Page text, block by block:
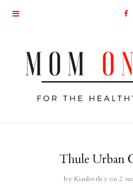
Thule Urban
by Kimberley on 2